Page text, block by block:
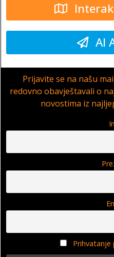
AI
Prijavite se na našu
redovno obavještavali o
novostima iz
Prihvatanje